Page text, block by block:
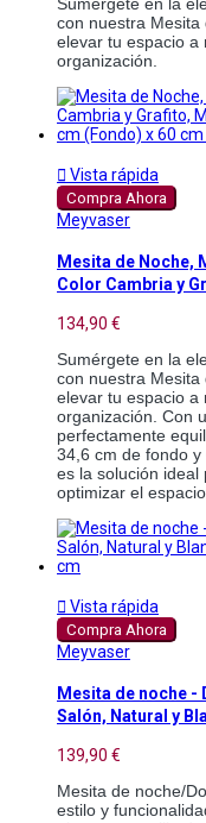
Sumérgete en la
con nuestra
elevar tu espacio a
organización.
 Vista rápida
Compra Ahora
Meyvaser
Mesita de Noche,
Color Cambria y
134,90 €
Sumérgete en la
con nuestra Mesita
elevar tu espacio a
organización. Con
perfectamente
34,6 cm de fondo
es la solución ideal
optimizar el
 Vista rápida
Compra Ahora
Meyvaser
Mesita de noche -
Salón, Natural y
139,90 €
Mesita de noche/
estilo y